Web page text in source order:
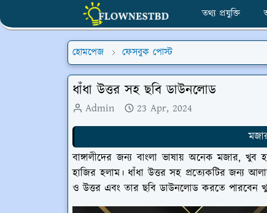
তথ্য প্রযুক্তি
হোমপেজ ফেসবুক পোস্ট
ধাঁধা উত্তর সহ ছবি ডাউনলোড
Admin
23 Apr, 2024
বাঙ্গালীদের জন্য বাংলা ভাষায় অনেক মজার, খুব
হাজির হলাম। ধাঁধা উত্তর সহ প্রত্যেকটির জন্য
ও উত্তর এবং তার ছবি ডাউনলোড করতে